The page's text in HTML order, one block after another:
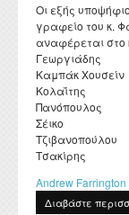
Οι εξής
γραφείο του κ.
αναφέρεται στο
Καμπάκ
Κολαΐτης
Πανόπουλος
Σέικο
Τσακίρης
Andrew Farrington
Διαβάστε